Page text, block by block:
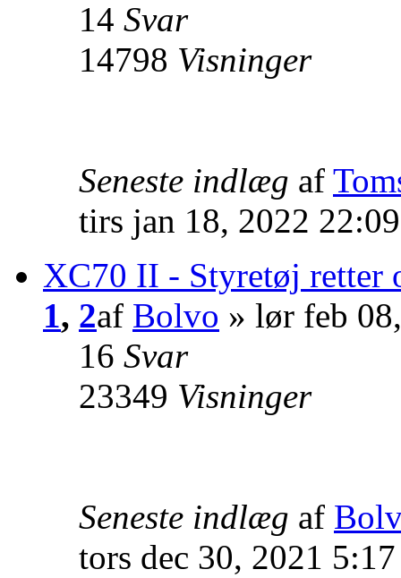
14 Svar
14798 Visninger
Seneste indlæg af
tirs jan 18, 2022
XC70 II - Styretøj retter
1, 2af Bolvo » lør feb
16 Svar
23349 Visninger
Seneste indlæg af
tors dec 30, 2021